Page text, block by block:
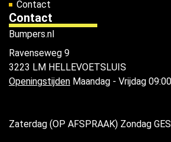
Contact
Contact
Bumpers.nl
Ravenseweg 9
3223 LM HELLEVOETSLUIS
Openingstijden Maandag - Vrijdag
Zaterdag (OP AFSPRAAK) Zondag